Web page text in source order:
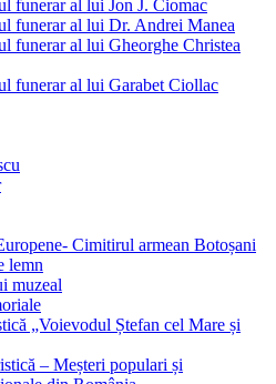
funerar al lui Jon J. Ciomac
funerar al lui Dr. Andrei Manea
funerar al lui Gheorghe Christea
funerar al lui Garabet Ciollac
Cimitirul armean Botoșani
lemn
muzeal
„Voievodul Ștefan cel Mare și
– Meșteri populari și